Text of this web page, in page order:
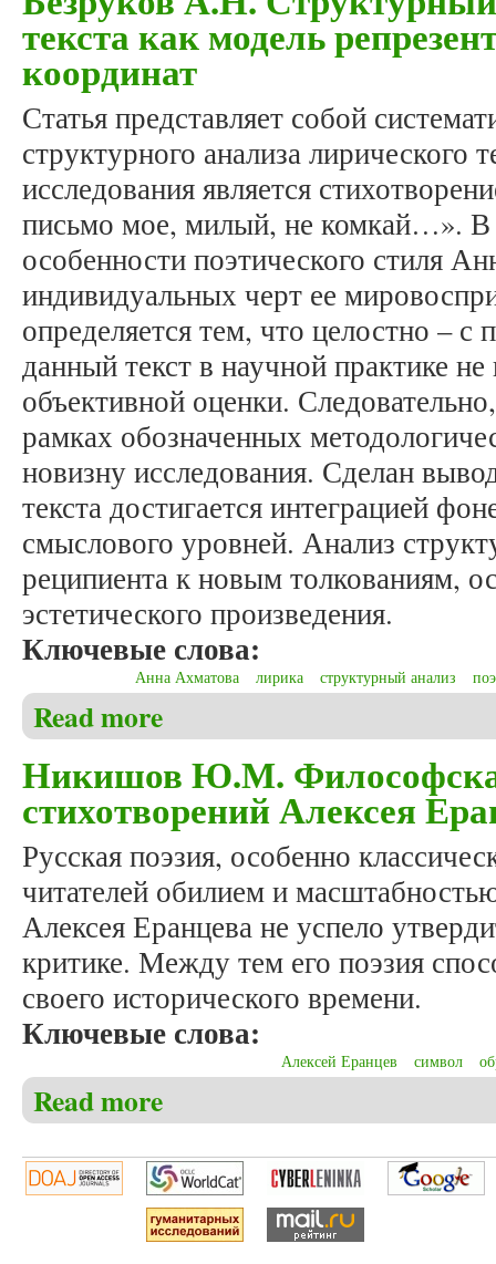
текста как модель
координат
Статья представляет собой
структурного анализа лирического
исследования является
письмо мое, милый, не комкай…». В
особенности поэтического стиля
индивидуальных черт ее
определяется тем, что целостно – с
данный текст в научной практике
объективной оценки.
рамках обозначенных
новизну исследования. Сделан
текста достигается интеграцией
смыслового уровней. Анализ
реципиента к новым толкованиям,
эстетического произведения.
Ключевые слова:
Анна Ахматова лирика структурный анализ
Read more
Никишов Ю.М.
стихотворений Алексея
Русская поэзия, особенно
читателей обилием и
Алексея Еранцева не успело
критике. Между тем его поэзия
своего исторического времени.
Ключевые слова:
Алексей Еранцев символ
Read more